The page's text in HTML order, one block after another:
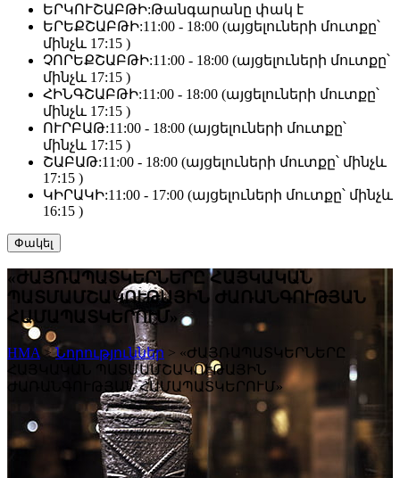
ԵՐԿՈՒՇԱԲԹԻ:Թանգարանը փակ է
ԵՐԵՔՇԱԲԹԻ:11:00 - 18:00 (այցելուների մուտքը՝
մինչև 17:15 )
ՉՈՐԵՔՇԱԲԹԻ:11:00 - 18:00 (այցելուների մուտքը՝
մինչև 17:15 )
ՀԻՆԳՇԱԲԹԻ:11:00 - 18:00 (այցելուների մուտքը՝
մինչև 17:15 )
ՈՒՐԲԱԹ:11:00 - 18:00 (այցելուների մուտքը՝
մինչև 17:15 )
ՇԱԲԱԹ:11:00 - 18:00 (այցելուների մուտքը՝ մինչև
17:15 )
ԿԻՐԱԿԻ:11:00 - 17:00 (այցելուների մուտքը՝ մինչև
16:15 )
Փակել
«ԺԱՅՌԱՊԱՏԿԵՐՆԵՐԸ ՀԱՅԿԱԿԱՆ
ՊԱՏՄԱՄՇԱԿՈՒԹԱՅԻՆ ԺԱՌԱՆԳՈՒԹՅԱՆ
ՀԱՄԱՊԱՏԿԵՐՈՒՄ»
HMA>Նորություններ > «ԺԱՅՌԱՊԱՏԿԵՐՆԵՐԸ
ՀԱՅԿԱԿԱՆ ՊԱՏՄԱՄՇԱԿՈՒԹԱՅԻՆ
ԺԱՌԱՆԳՈՒԹՅԱՆ ՀԱՄԱՊԱՏԿԵՐՈՒՄ»